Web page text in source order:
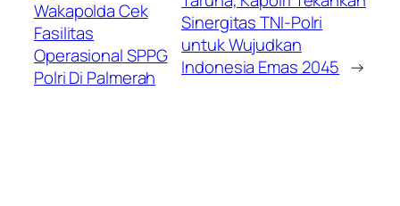
Wakapolda Cek
Fasilitas
Operasional SPPG
Polri Di Palmerah
Sinergitas TNI-Polri
untuk Wujudkan
Indonesia Emas 2045 →